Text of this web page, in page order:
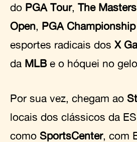
do PGA Tour, The Masters
Open, PGA Championship
esportes radicais dos X
da MLBe o hóquei no
Por sua vez, chegam ao
locais dos clássicos da
como SportsCenter, com